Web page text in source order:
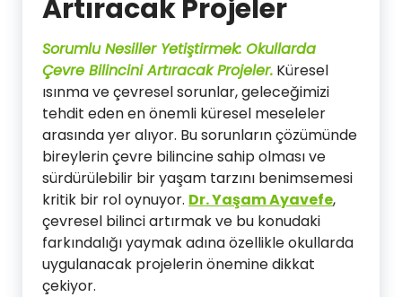
Artıracak Projeler
Sorumlu Nesiller Yetiştirmek: Okullarda
Çevre Bilincini Artıracak Projeler. Küresel
ısınma ve çevresel sorunlar, geleceğimizi
tehdit eden en önemli küresel meseleler
arasında yer alıyor. Bu sorunların çözümünde
bireylerin çevre bilincine sahip olması ve
sürdürülebilir bir yaşam tarzını benimsemesi
kritik bir rol oynuyor. Dr. Yaşam Ayavefe,
çevresel bilinci artırmak ve bu konudaki
farkındalığı yaymak adına özellikle okullarda
uygulanacak projelerin önemine dikkat
çekiyor.